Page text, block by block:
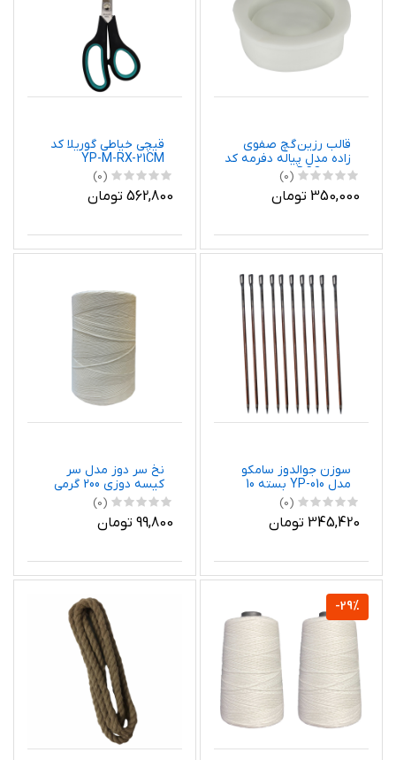
قالب رزین گچ صفوی
زاده مدل پیاله دفرمه کد
DCO 2039
(0)
350,000 تومان
قیچی خیاطی گوریلا کد
YP-M-RX-21CM
(0)
562,800 تومان
سوزن جوالدوز سامکو
مدل YP-010 بسته 10
عددی
(0)
345,420 تومان
نخ سر دوز مدل سر
کیسه دوزی 200 گرمی
(0)
99,800 تومان
-29%